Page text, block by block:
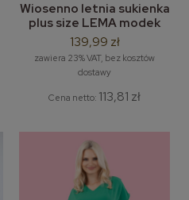
Wiosenno letnia sukienka
plus size LEMA modek
Adrianna M-3XL
139,99 zł
zawiera 23% VAT, bez kosztów
dostawy
Cena netto: 113,81 zł